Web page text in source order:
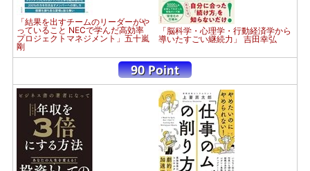
「結果を出すチームのリーダーがや
っていること NECで学んだ高効率
プロジェクトマネジメント」五十嵐
剛
「脳科学・心理学・行動経済学から
導いたすごい継続力」 吉田幸弘